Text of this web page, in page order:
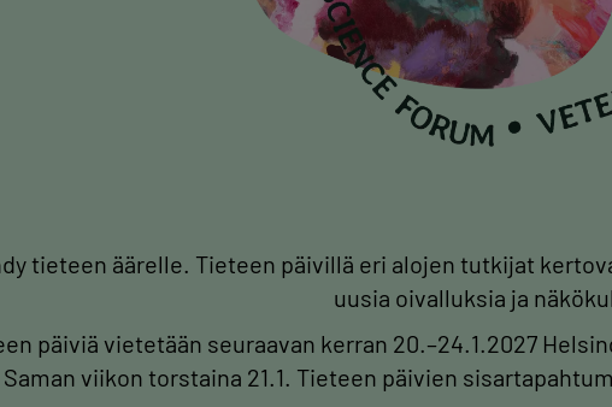
tieteen äärelle. Tieteen päivillä eri alojen tutkijat
uusia oivalluksia ja
päiviä vietetään seuraavan kerran 20.–24.1.2027
Saman viikon torstaina 21.1. Tieteen päivien